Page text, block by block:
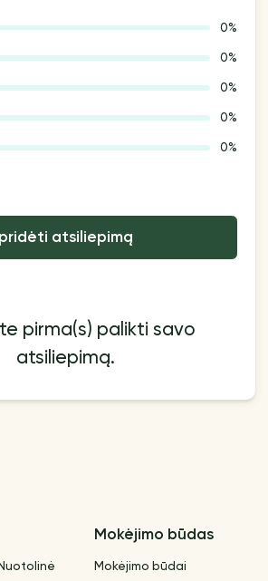
0%
0%
0%
0%
0%
pridėti atsiliepimą
pirma(s) palikti savo
atsiliepimą.
Mokėjimo būdas
Mokėjimo būdai